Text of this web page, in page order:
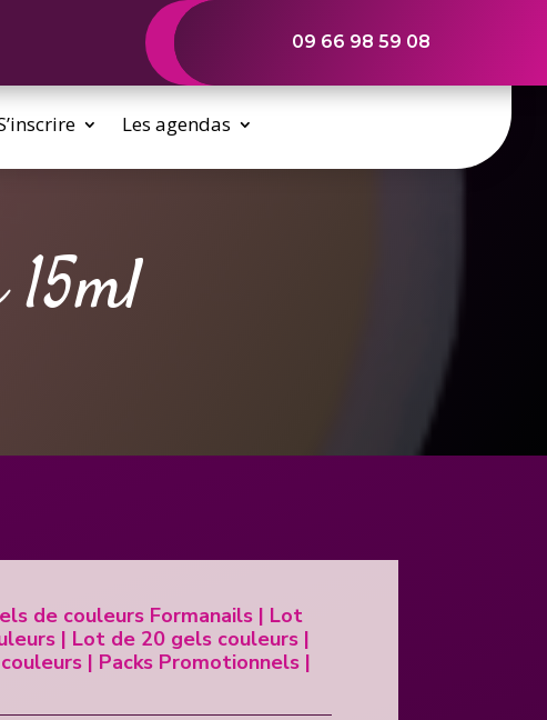
09 66 98 59 08
Les agendas
de couleurs Formanails | Lot
| Lot de 20 gels couleurs |
| Packs Promotionnels |